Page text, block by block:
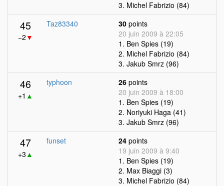
3. Michel Fabrizio (84)
45
−2 ▼
Taz83340 30 points
20 juin 2009 à 22:05
1. Ben Spies (19)
2. Michel Fabrizio (84)
3. Jakub Smrz (96)
46
+1 ▲
typhoon 26 points
20 juin 2009 à 18:00
1. Ben Spies (19)
2. Noriyuki Haga (41)
3. Jakub Smrz (96)
47
+3 ▲
funset 24 points
19 juin 2009 à 9:40
1. Ben Spies (19)
2. Max Biaggi (3)
3. Michel Fabrizio (84)